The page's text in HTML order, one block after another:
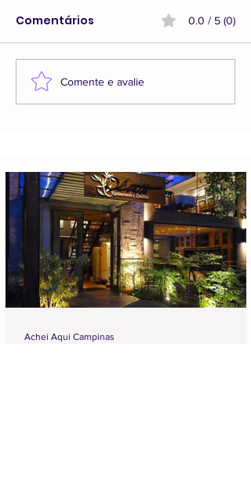
Comentários 0.0 / 5 (0)
Comente e avalie
Achei Aqui Campinas